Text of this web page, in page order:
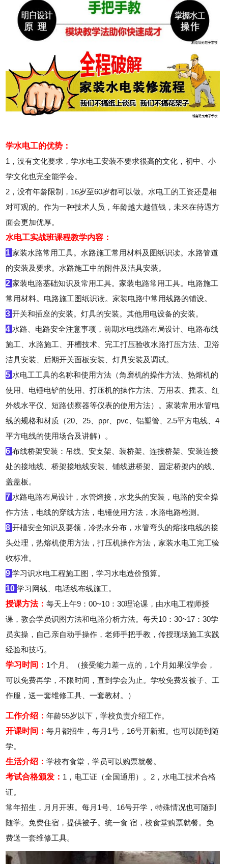
学水电工的优势：
1，没有文化要求，学水电工安装不要求很高的文化，初中、小
学文化也完全能学会。
2，没有年龄限制，16岁至60岁都可以做。水电工的工资还是相
对可观的。作为一种技术人员，年龄越大越值钱，未来在待遇方
面会更加优厚。
水电工实战班课程教学内容：
1家装水路常用工具。水路施工常用材料及图纸识读。水路管道
的安装及要求。水路施工中的附件及洁具安装。
2家装电路基础知识及常用工具。家装电路常用工具。电路施工
常用材料。电路施工图纸识读。家装电路中常用线路的铺设。
3开关和插座的安装。灯具的安装。其他用电设备的安装。
4 水路、电路安全注意事项，前期水电线路布局设计、电路布线
施工、水路施工、开槽技术、完工打压验收水路打压方法、卫浴
洁具安装、后期开关面板安装、灯具安装及调试。
5 水电工工具的名称和使用方法（角磨机的操作方法、热熔机的
使用、电锤电铲的使用、打压机的操作方法、万用表、摇表、红
外线水平仪、短路侦察器等仪表的使用方法）。家装常用水管电
线的规格和材质（20、25、ppr、pvc、铝塑管、2.5平方电线、4
平方电线的使用场合及讲解）。
6布线桥架安装：吊线、安支架、装桥架、连接桥架、安装连接
处的接地线、桥架接地线安装、铺线进桥架、固定桥架内的线、
盖盖板。
7 水路电路布局设计，水管熔接，水龙头的安装，电路的安全操
作方法，电线的穿线方法，电锤使用方法，水路电路检测。
8开槽安全知识及要领，冷热水分布，水管弯头的熔接电线的接
头处理，热熔机使用方法，打压机操作方法，家装水电工完工验
收标准。
9学习识水电工程施工图，学习水电造价预算。
10学习网线、电话线布线施工。
授课方法：每天上午9：00~10：30理论课，由水电工程师授
课，教会学员识图方法和电路分析方法。每天10：30~17：30学
员实操，自己亲自动手操作，老师手把手教，传授现场施工实践
经验和技巧。
学习时间： 1个月。（接受能力差一点的，1个月如果没学会，
可以免费再学，不限时间，直到学会为止。学校免费发被子、工
作服，送一套维修工具、一套教材。）
工作介绍：年龄55岁以下，学校负责介绍工作。
开课时间：每月都招生，每月1号，16号开新班。也可以随到随
学。
生活介绍：学校有食堂，学员可以购票就餐。
考试合格颁发： 1，电工证（全国通用）。2，水电工技术合格
证。
常年招生，月月开班。每月1号、16号开学，特殊情况也可随到
随学。免费住宿，提供被子。统一食 宿，校食堂购票就餐。免
费送一套维修工具。
河北学员正报名水电工培训班